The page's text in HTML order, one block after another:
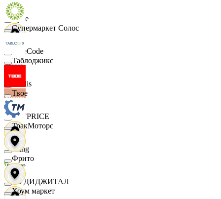
Ярче
FaceCode
Modis
OFFPRICE
string
X5 ДИДЖИТАЛ
Супермаркет Солос
Таблоджикс
Твое
ТракМоторс
Фрито
Хоум маркет